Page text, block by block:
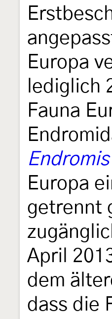
Europa
lediglich
Fauna
Europa
getrennt
April
dem
dass die